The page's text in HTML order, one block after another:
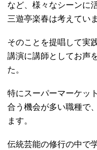
など、様々なシーンに
三遊亭楽春は考えていま
そのことを提唱して実
講演に講師としてお声
た。
特にスーパーマーケッ
合う機会が多い職種で
ます。
伝統芸能の修行の中で